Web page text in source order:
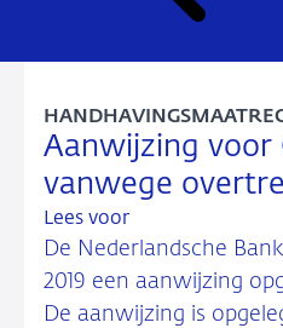
Aanwijzing voor
vanwege
Lees voor
De Nederlandsche
2019 een aanwijzing
De aanwijzing is